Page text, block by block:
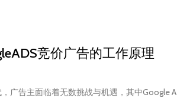
竞价广告的工作原理
广告主面临着无数挑战与机遇，其中Google A